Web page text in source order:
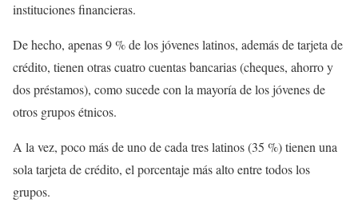
instituciones financieras.
De hecho, apenas 9 % de los jóvenes latinos, además de tarjeta de
crédito, tienen otras cuatro cuentas bancarias (cheques, ahorro y
dos préstamos), como sucede con la mayoría de los jóvenes de
otros grupos étnicos.
A la vez, poco más de uno de cada tres latinos (35 %) tienen una
sola tarjeta de crédito, el porcentaje más alto entre todos los
grupos.